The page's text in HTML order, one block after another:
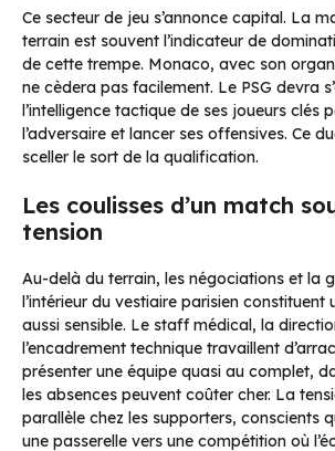
Ce secteur de jeu s’annonce capital. La
terrain est souvent l’indicateur de
de cette trempe. Monaco, avec son
ne cèdera pas facilement. Le PSG devra
l’intelligence tactique de ses joueurs clés
l’adversaire et lancer ses offensives. Ce
sceller le sort de la qualification.
Les coulisses d’un match
tension
Au-delà du terrain, les négociations et la
l’intérieur du vestiaire parisien
aussi sensible. Le staff médical, la
l’encadrement technique travaillent
présenter une équipe quasi au complet,
les absences peuvent coûter cher. La
parallèle chez les supporters, conscients
une passerelle vers une compétition où